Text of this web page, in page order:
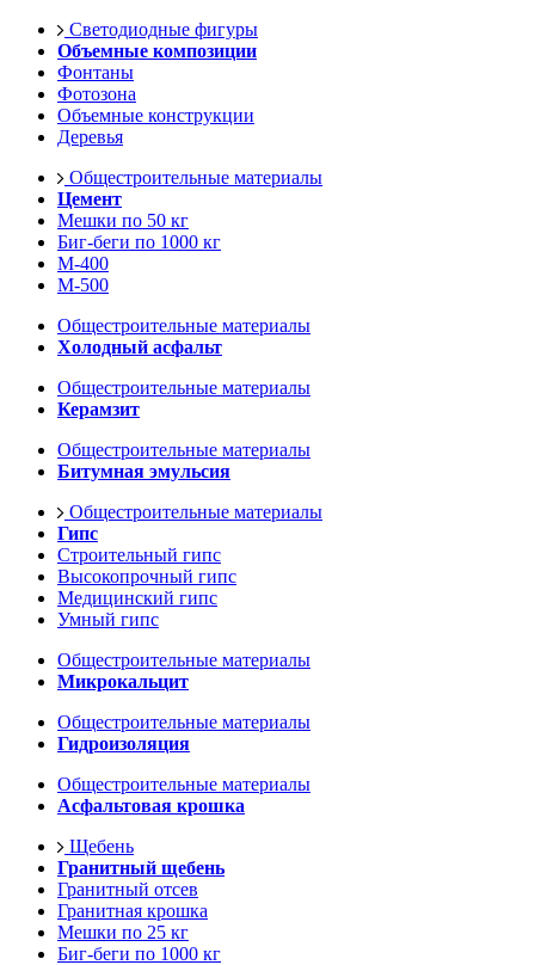
Светодиодные фигуры
Объемные композиции
Фонтаны
Фотозона
Объемные конструкции
Деревья
Общестроительные материалы
Цемент
Мешки по 50 кг
Биг-беги по 1000 кг
М-400
М-500
Общестроительные материалы
Холодный асфальт
Общестроительные материалы
Керамзит
Общестроительные материалы
Битумная эмульсия
Общестроительные материалы
Гипс
Строительный гипс
Высокопрочный гипс
Медицинский гипс
Умный гипс
Общестроительные материалы
Микрокальцит
Общестроительные материалы
Гидроизоляция
Общестроительные материалы
Асфальтовая крошка
Щебень
Гранитный щебень
Гранитный отсев
Гранитная крошка
Мешки по 25 кг
Биг-беги по 1000 кг